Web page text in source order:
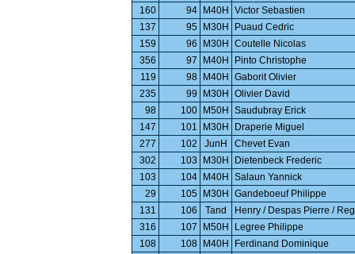
160
94 M40H
Victor Sebastien
137
95 M30H
Puaud Cedric
159
96 M30H
Coutelle Nicolas
356
97 M40H
Pinto Christophe
119
98 M40H
Gaborit Olivier
235
99 M30H
Olivier David
98
100 M50H
Saudubray Erick
147
101 M30H
Draperie Miguel
277
102 JunH
Chevet Evan
302
103 M30H
Dietenbeck Frederic
103
104 M40H
Salaun Yannick
29
105 M30H
Gandeboeuf Philippe
131
106 Tand
Henry / Despas Pierre /
316
107 M50H
Legree Philippe
108
108 M40H
Ferdinand Dominique